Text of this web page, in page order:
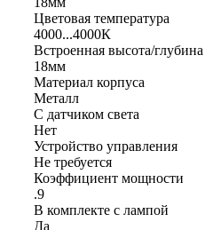
Цветовая температура
4000...4000К
Встроенная высота/глубина
18мм
Материал корпуса
Металл
С датчиком света
Нет
Устройство управления
Не требуется
Коэффициент мощности
.9
В комплекте с лампой
Да